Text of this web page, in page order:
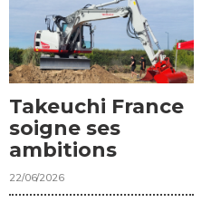
Takeuchi France
soigne ses
ambitions
22/06/2026